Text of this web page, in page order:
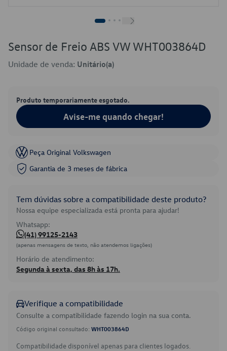
Sensor de Freio ABS VW WHT003864D
Unidade de venda: Unitário(a)
Produto temporariamente esgotado.
Avise-me quando chegar!
Peça Original Volkswagen
Garantia de 3 meses de fábrica
Tem dúvidas sobre a compatibilidade deste produto?
Nossa equipe especializada está pronta para ajudar!
Whatsapp:
(41) 99125-2143
(apenas mensagens de texto, não atendemos ligações)
Horário de atendimento:
Segunda à sexta, das 8h às 17h.
Verifique a compatibilidade
Consulte a compatibilidade fazendo login na sua conta.
Código original consultado: WHT003864D
Compatibilidade disponível apenas para clientes logados.